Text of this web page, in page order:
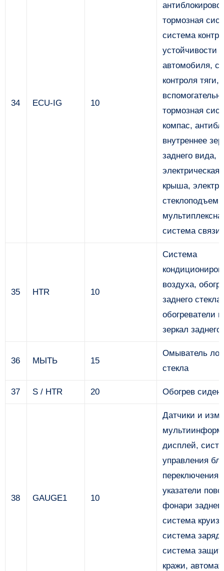
34 ECU-IG 10
тормозная
система
устойчивости
автомобиля,
контроля тяги,
тормозная
компас,
внутреннее
заднего вида,
электрическая
крыша,
система связи
35 HTR 10
Система
воздуха,
заднего стекла,
обогреватели
зеркал
36 МЫТЬ 15
Омыватель
стекла
37 S / HTR 20 Обогрев
38 GAUGE1 10
Датчики и
дисплей,
управления
переключения
указатели
фонари
система круиз-
система
система
кражи,